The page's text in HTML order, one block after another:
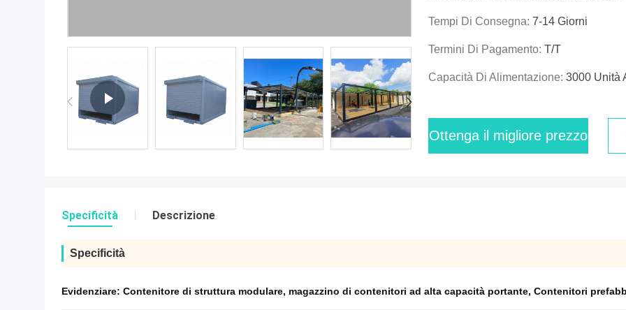
Tempi Di Consegna: 7-14 Giorni
Termini Di Pagamento: T/T
Capacità Di Alimentazione: 3000 Unità
Ottenga il migliore prezzo
Specificità Descrizione
Specificità
Evidenziare: Contenitore di struttura modulare, magazzino di contenitori ad alta capacità portante, Contenitori